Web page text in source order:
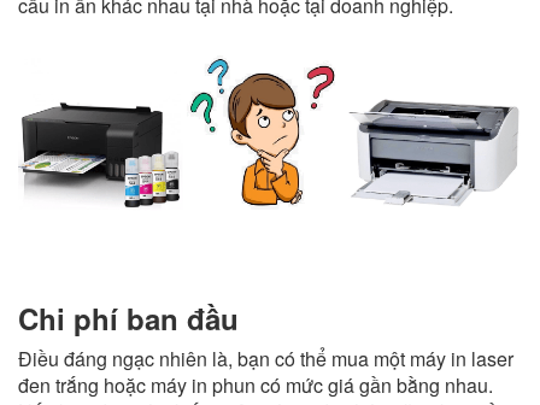
Chi phí ban đầu
Điều đáng ngạc nhiên là, bạn có thể mua một máy in laser
đen trắng hoặc máy in phun có mức giá gần bằng nhau.